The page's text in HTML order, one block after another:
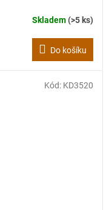
Skladem(>5 ks)
Do košíku
Kód: KD3520